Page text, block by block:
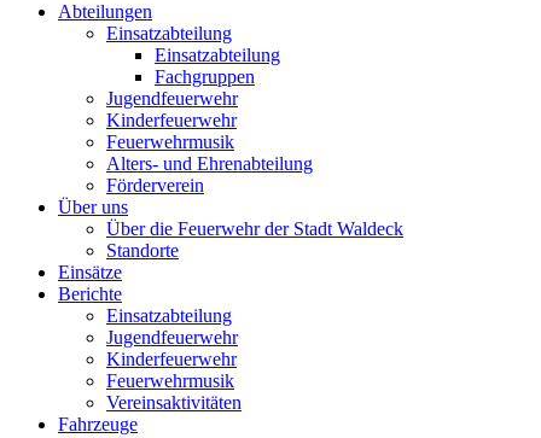
Abteilungen
Einsatzabteilung
Einsatzabteilung
Fachgruppen
Jugendfeuerwehr
Kinderfeuerwehr
Feuerwehrmusik
Alters- und Ehrenabteilung
Förderverein
Über uns
Über die Feuerwehr der Stadt Waldeck
Standorte
Einsätze
Berichte
Einsatzabteilung
Jugendfeuerwehr
Kinderfeuerwehr
Feuerwehrmusik
Vereinsaktivitäten
Fahrzeuge